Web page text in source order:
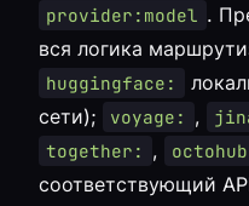
provider:model .
вся логика
huggingface:
сети);
voyage: ,
together: ,
соответствующий